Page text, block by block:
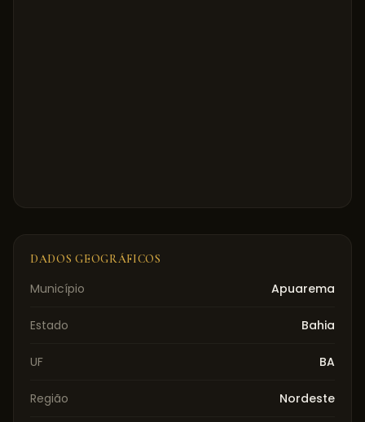
DADOS GEOGRÁFICOS
Município Apuarema
Estado Bahia
UF BA
Região Nordeste